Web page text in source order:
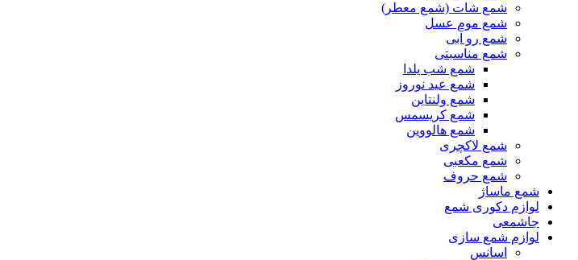
شمع شات (شمع معطر)
شمع موم عسل
شمع رو آبی
شمع مناسبتی
شمع شب یلدا
شمع عید نوروز
شمع ولنتاین
شمع کریسمس
شمع هالووین
شمع لاکچری
شمع مکعبی
شمع حروف
شمع ماساژ
لوازم دکوری شمع
جاشمعی
لوازم شمع سازی
اسانس